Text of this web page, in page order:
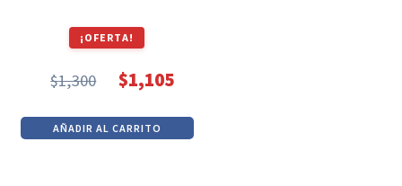
¡OFERTA!
$1,300
precio
original
$1,105
precio
actual
AÑADIR AL CARRITO